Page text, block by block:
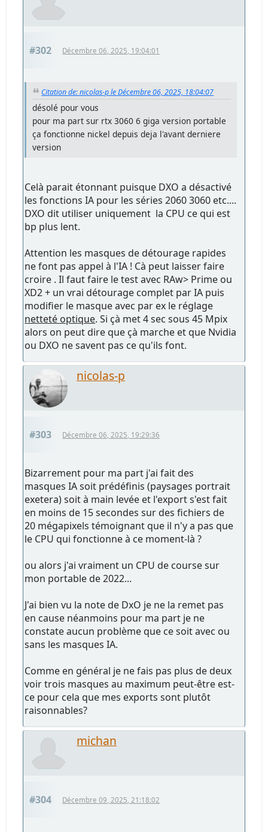
#302 Décembre 06, 2025, 19:04:01
Citation de: nicolas-p le Décembre 06, 2025, 18:04:07
désolé pour vous
pour ma part sur rtx 3060 6 giga version portable
ça fonctionne nickel depuis deja l'avant derniere
version
Celà parait étonnant puisque DXO a désactivé
les fonctions IA pour les séries 2060 3060 etc....
DXO dit utiliser uniquement la CPU ce qui est
bp plus lent.
Attention les masques de détourage rapides
ne font pas appel à l'IA ! Cà peut laisser faire
croire . Il faut faire le test avec RAw> Prime ou
XD2 + un vrai détourage complet par IA puis
modifier le masque avec par ex le réglage
netteté optique. Si çà met 4 sec sous 45 Mpix
alors on peut dire que çà marche et que Nvidia
ou DXO ne savent pas ce qu'ils font.
nicolas-p
#303 Décembre 06, 2025, 19:29:36
Bizarrement pour ma part j'ai fait des
masques IA soit prédéfinis (paysages portrait
exetera) soit à main levée et l'export s'est fait
en moins de 15 secondes sur des fichiers de
20 mégapixels témoignant que il n'y a pas que
le CPU qui fonctionne à ce moment-là ?
ou alors j'ai vraiment un CPU de course sur
mon portable de 2022...
J'ai bien vu la note de DxO je ne la remet pas
en cause néanmoins pour ma part je ne
constate aucun problème que ce soit avec ou
sans les masques IA.
Comme en général je ne fais pas plus de deux
voir trois masques au maximum peut-être est-
ce pour cela que mes exports sont plutôt
raisonnables?
michan
#304 Décembre 09, 2025, 21:18:02